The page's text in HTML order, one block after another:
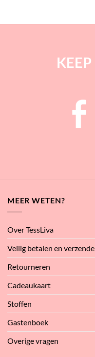
MEER WETEN?
Over TessLiva
Veilig betalen en
Retourneren
Cadeaukaart
Stoffen
Gastenboek
Overige vragen